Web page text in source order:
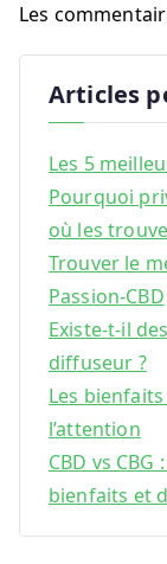
Les
Articles
Les 5
Pourquoi
où les
Trouver le
Passion-CBD
Existe-t-il
diffuseur ?
Les
l’attention
CBD vs
bienfaits et